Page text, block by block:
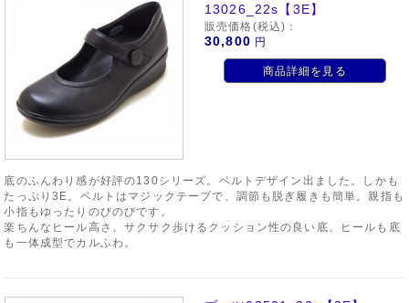
13026_22s【3E】
販売価格(税込)：
30,800 円
商品詳細を見る
底のふんわり感が好評の130シリーズ。ベルトデザイン出ました。しかも
たっぷり3E。ベルトはマジックテープで、調節も脱ぎ履きも簡単。親指も
小指もゆったりのびのびです。
楽ちんなヒール高さ。サクサク歩けるクッション性の良い底。ヒールも底
も一体成型でカルふわ。